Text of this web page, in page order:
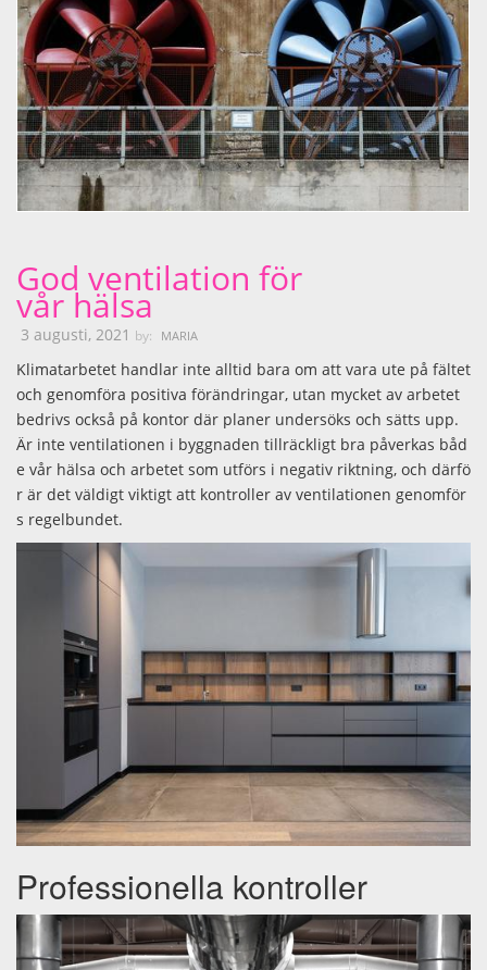
God ventilation för
vår hälsa
3 augusti, 2021 by: MARIA
Klimatarbetet handlar inte alltid bara om att vara ute på fältet
och genomföra positiva förändringar, utan mycket av arbetet
bedrivs också på kontor där planer undersöks och sätts upp.
Är inte ventilationen i byggnaden tillräckligt bra påverkas båd
e vår hälsa och arbetet som utförs i negativ riktning, och därfö
r är det väldigt viktigt att kontroller av ventilationen genomför
s regelbundet.
Professionella kontroller